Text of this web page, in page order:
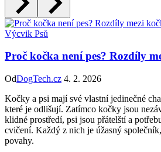
Výcvik Psů
Proč kočka není pes? Rozdíly
OdDogTech.cz 4. 2. 2026
Kočky a psi mají své vlastní jedinečné
které je odlišují. Zatímco kočky jsou
klidné prostředí, psi jsou přátelští a
cvičení. Každý z nich je úžasný
povahy.